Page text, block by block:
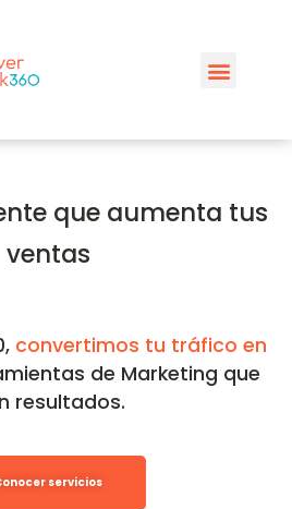
que aumenta tus
ventas
convertimos tu tráfico en
de Marketing que
resultados.
servicios